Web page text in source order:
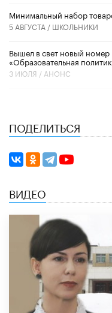
Минимальный набор
5 АВГУСТА / ШКОЛЬНИКИ
Вышел в свет новый
«Образовательная
3 ИЮЛЯ / АНОНС
ПОДЕЛИТЬСЯ
ВИДЕО